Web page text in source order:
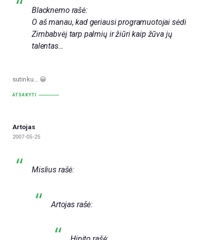
Blacknemo rašė:
O aš manau, kad geriausi programuotojai sėdi
Zimbabvėj tarp palmių ir žiūri kaip žūva jų
talentas…
sutinku… 😀
ATSAKYTI
Artojas
2007-05-25
Mislius rašė:
Artojas rašė: